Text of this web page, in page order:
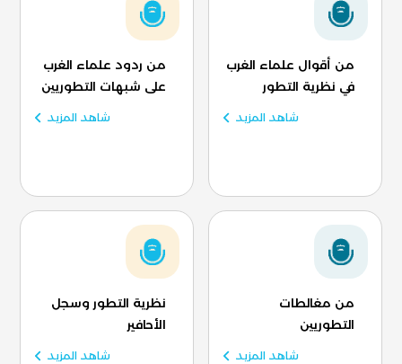
من أقوال علماء الغرب
في نظرية التطور
شاهد المزيد
من ردود علماء الغرب
على شبهات التطوريين
شاهد المزيد
من مغالطات
التطوريين
شاهد المزيد
نظرية التطور وسجل
الأحافير
شاهد المزيد